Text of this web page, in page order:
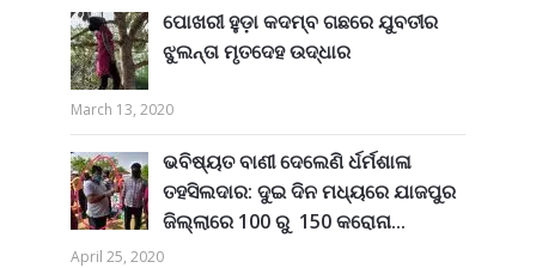
ପୋଖରୀ ହୁଡ଼ା କଦମ୍ବ ଗଛରେ ଯୁବତୀର
ଝୁଲନ୍ତା ମୃତଦେହ ଉଦ୍ଧାର
March 13, 2020
ଭବିଷ୍ୟତ ବାଣୀ ଦେଲେଣି ର୍ଧର୍ମଶାଳା
ତହସିଲଦାର: ଦୁଇ ଦିନ ମଧ୍ୟରେ ଯାଜପୁର
ଜିଲ୍ଲାରେ 100 ରୁ 150 କରୋନା...
April 25, 2020